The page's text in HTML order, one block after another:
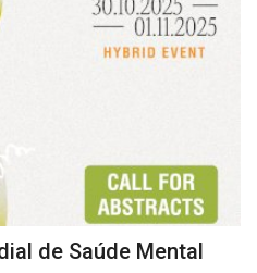
de Saúde Mental